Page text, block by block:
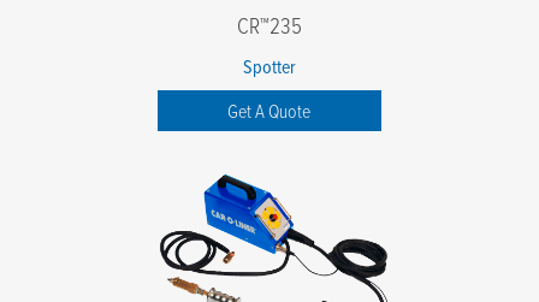
CR™235
Spotter
Get A Quote